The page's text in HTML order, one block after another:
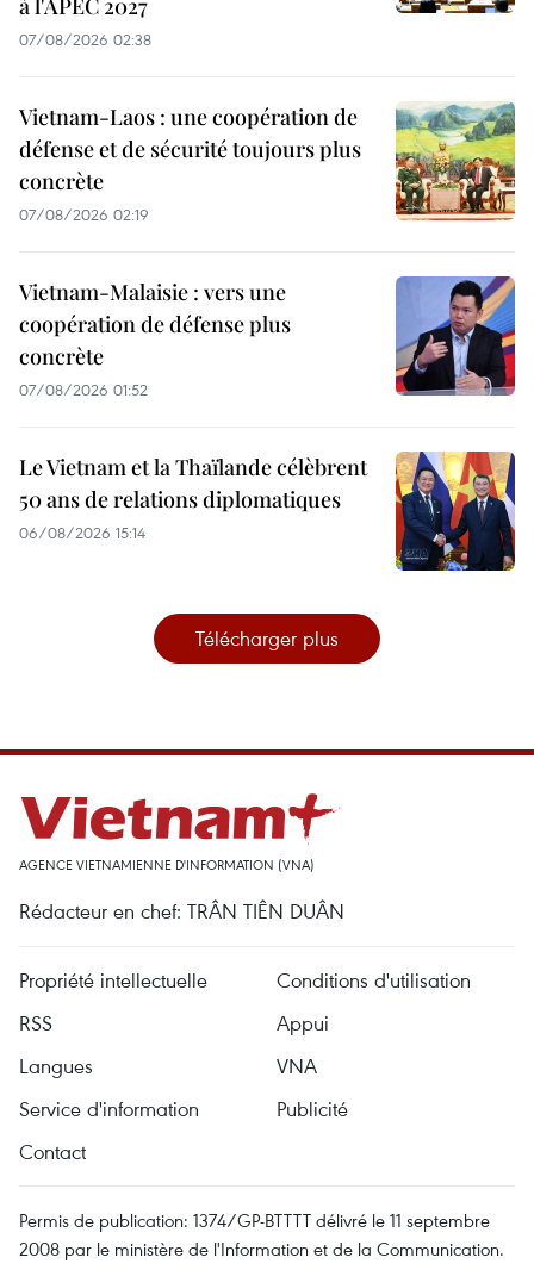
à l'APEC 2027
07/08/2026 02:38
Vietnam-Laos : une coopération de
défense et de sécurité toujours plus
concrète
07/08/2026 02:19
Vietnam-Malaisie : vers une
coopération de défense plus
concrète
07/08/2026 01:52
Le Vietnam et la Thaïlande célèbrent
50 ans de relations diplomatiques
06/08/2026 15:14
Télécharger plus
AGENCE VIETNAMIENNE D'INFORMATION (VNA)
Rédacteur en chef: TRÂN TIÊN DUÂN
Propriété intellectuelle
Conditions d'utilisation
RSS
Appui
Langues
VNA
Service d'information
Publicité
Contact
Permis de publication: 1374/GP-BTTTT délivré le 11 septembre
2008 par le ministère de l'Information et de la Communication.